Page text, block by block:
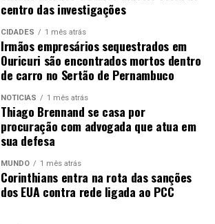
centro das investigações
CIDADES 1 mês atrás
Irmãos empresários sequestrados em
Ouricuri são encontrados mortos dentro
de carro no Sertão de Pernambuco
NOTÍCIAS 1 mês atrás
Thiago Brennand se casa por
procuração com advogada que atua em
sua defesa
MUNDO 1 mês atrás
Corinthians entra na rota das sanções
dos EUA contra rede ligada ao PCC